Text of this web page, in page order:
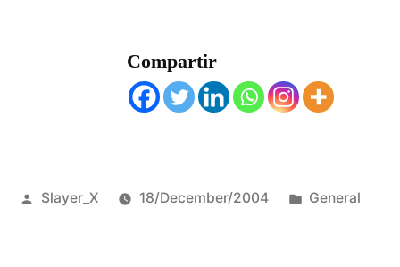
Compartir
Posted
Slayer_X 18/December/2004
Posted
General